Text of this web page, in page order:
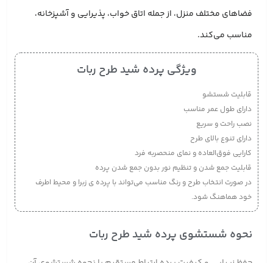
فضاهای مختلف منزل، از جمله اتاق خواب، پذیرایی و آشپزخانه،
مناسب می‌کند.
ویژگی پرده شید طرح ربات
قابلیت شستشو
دارای طول عمر مناسب
نصب راحت و سریع
دارای تنوع بالای طرح
کارایی فوق‌العاده و نمای منحصربه فرد
قابلیت جمع شدن و تنظیم نور بدون جمع شدن پرده
در صورت انتخاب طرح و رنگ مناسب می‌تواند با پرده ی زبرا و محیط اطرف
خود هماهنگ شود.
نحوه شستشوی پرده شید طرح ربات